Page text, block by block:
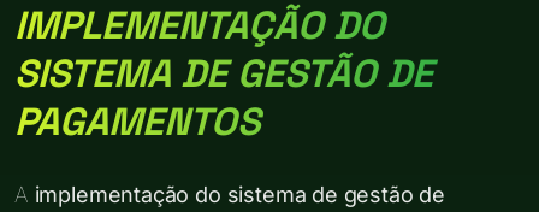
IMPLEMENTAÇÃO DO
SISTEMA DE GESTÃO DE
PAGAMENTOS
A implementação do sistema de gestão de